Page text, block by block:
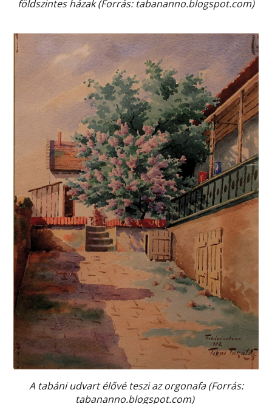
földszintes házak (Forrás: tabananno.blogspot.com)
A tabáni udvart élővé teszi az orgonafa (Forrás:
tabananno.blogspot.com)